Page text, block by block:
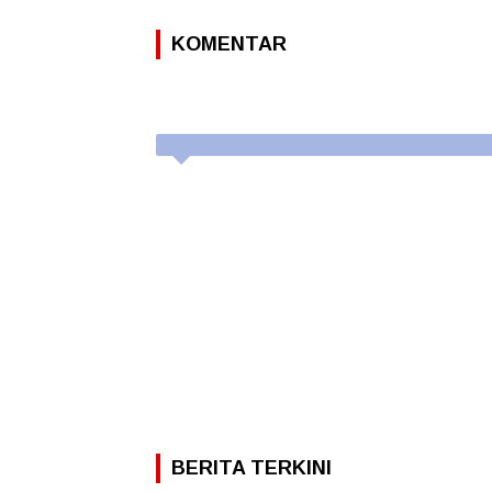
KOMENTAR
BERITA TERKINI